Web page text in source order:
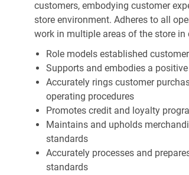
customers, embodying customer
store environment. Adheres to all
work in multiple areas of the store
Role models established
Supports and embodies a
Accurately rings customer
operating procedures
Promotes credit and loyalty
Maintains and upholds
standards
Accurately processes and
standards